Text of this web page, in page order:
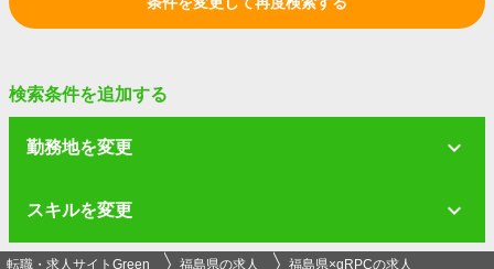
検索条件を追加する
勤務地を変更
スキルを変更
転職・求人サイトGreen 福島県の求人 福島県×gRPCの求人